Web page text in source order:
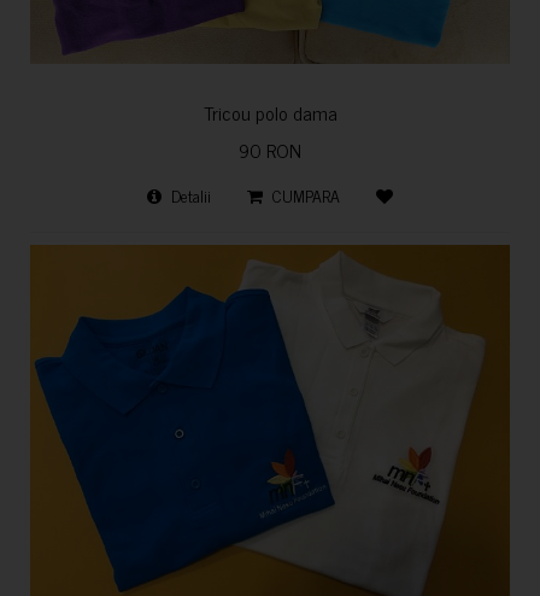
Tricou polo dama
90 RON
Detalii CUMPARA